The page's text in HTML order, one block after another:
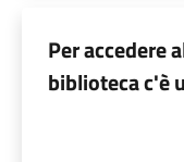
Per accedere
biblioteca c'è